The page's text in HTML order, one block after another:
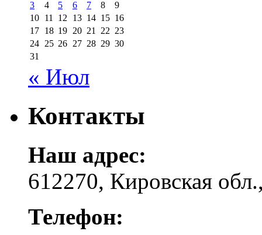
3
4 5 6 7 8
9
10 11 12 13 14 15 16
17 18 19 20 21 22 23
24 25 26 27 28 29 30
31
« Июл
Контакты
Наш адрес:
612270, Кировская
Телефон: